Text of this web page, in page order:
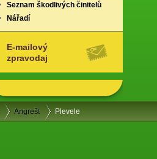
Seznam škodlivých činitelů
Nářadí
E-mailový
zpravodaj
Angrešt Plevele